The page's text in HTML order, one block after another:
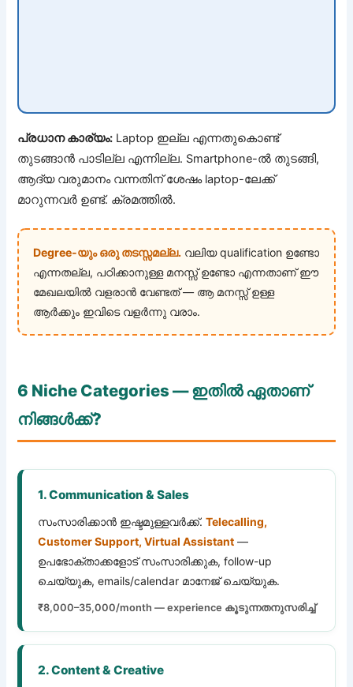
പ്രധാന കാര്യം: Laptop ഇല്ല എന്നതുകൊണ്ട്
തുടങ്ങാൻ പാടില്ല എന്നില്ല. Smartphone-ൽ തുടങ്ങി,
ആദ്യ വരുമാനം വന്നതിന് ശേഷം laptop-ലേക്ക്
മാറുന്നവർ ഉണ്ട്. ക്രമത്തിൽ.
Degree-യും ഒരു തടസ്സമല്ല. വലിയ qualification ഉണ്ടോ
എന്നതല്ല, പഠിക്കാനുള്ള മനസ്സ് ഉണ്ടോ എന്നതാണ് ഈ
മേഖലയിൽ വളരാൻ വേണ്ടത് — ആ മനസ്സ് ഉള്ള
ആർക്കും ഇവിടെ വളർന്നു വരാം.
6 Niche Categories — ഇതിൽ ഏതാണ്
നിങ്ങൾക്ക്?
1. Communication & Sales
സംസാരിക്കാൻ ഇഷ്ടമുള്ളവർക്ക്.Telecalling,
Customer Support, Virtual Assistant —
ഉപഭോക്താക്കളോട് സംസാരിക്കുക, follow-up
ചെയ്യുക, emails/calendar മാനേജ് ചെയ്യുക.
₹8,000–35,000/month — experience കൂടുന്നതനുസരിച്ച്
2. Content & Creative